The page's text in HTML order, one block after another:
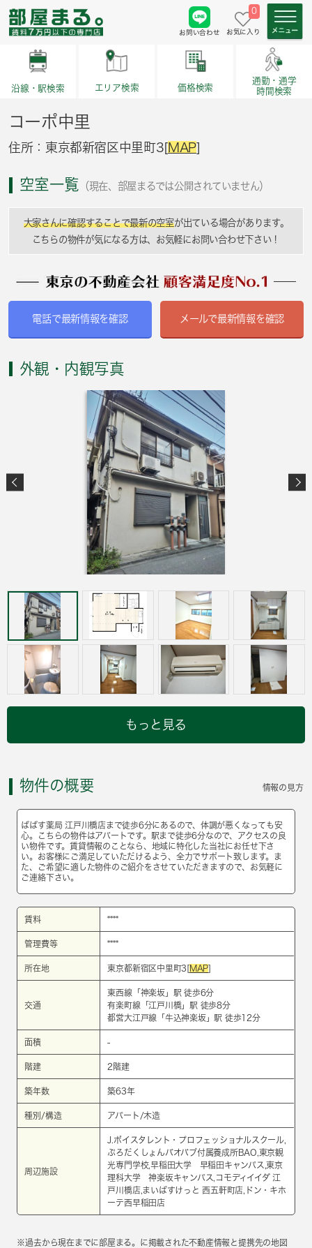
お問い合わせ
0
お気に入り
沿線・駅検索 エリア検索 価格検索
通勤・通学
時間検索
コーポ中里
住所：東京都新宿区中里町3[MAP]
空室一覧 （現在、部屋まるでは公開されていません）
大家さんに確認することで最新の空室が出ている場合があります。
こちらの物件が気になる方は、お気軽にお問い合わせ下さい！
電話で最新情報を確認 メールで最新情報を確認
外観・内観写真
もっと見る
物件の概要 情報の見方
ぱぱす薬局 江戸川橋店まで徒歩6分にあるので、体調が悪くなっても安
心。こちらの物件はアパートです。駅まで徒歩6分なので、アクセスの良
い物件です。賃貸情報のことなら、地域に特化した当社にお任せ下さ
い。お客様にご満足していただけるよう、全力でサポート致します。ま
た、ご希望に適した物件のご紹介をさせていただきますので、お気軽に
ご連絡下さい。
賃料 ****
管理費等 ****
所在地 東京都新宿区中里町3[ MAP
交通
東西線 「 神楽坂 」駅 徒歩6分
有楽町線 「江戸川橋」駅 徒歩8分
都営大江戸線 「 牛込神楽坂 」駅 徒歩12分
面積 -
階建 2階建
築年数 築63年
種別/構造 アパート/木造
周辺施設
J.ボイスタレント・プロフェッショナルスクール,
ぷろだくしょんバオバブ付属養成所BAO,東京観
光専門学校,早稲田大学 早稲田キャンパス,東京
理科大学 神楽坂キャンパス,コモディイイダ 江
戸川橋店,まいばすけっと 西五軒町店,ドン・キホ
ーテ西早稲田店
※過去から現在までに部屋まる。に掲載された不動産情報と提携先の地図